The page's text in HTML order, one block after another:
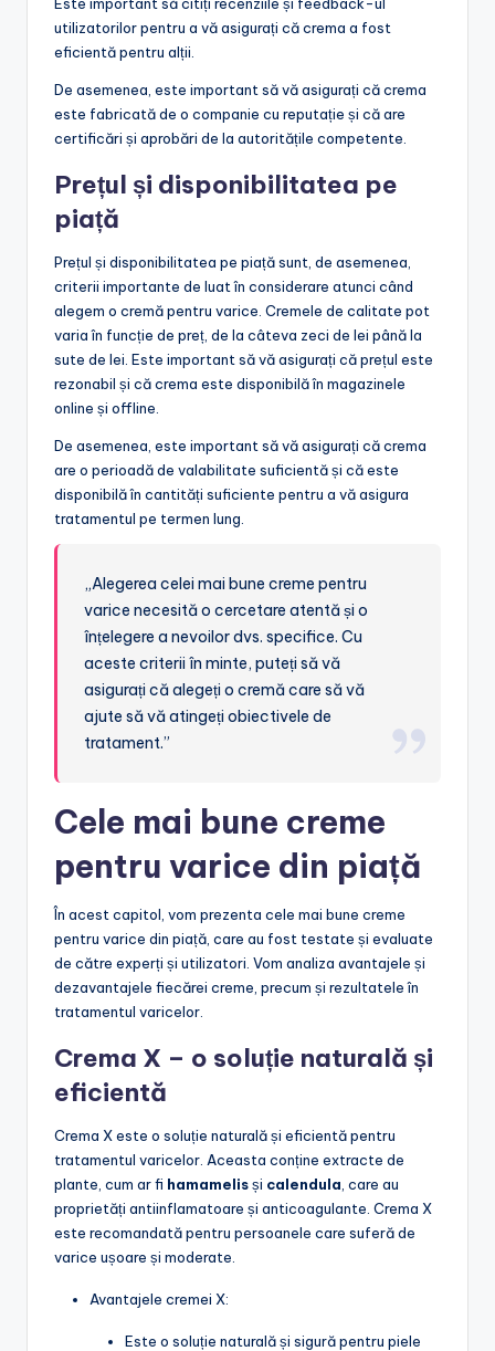
utilizatorilor pentru a vă asigurați că crema a fost
eficientă pentru alții.
De asemenea, este important să vă asigurați că crema
este fabricată de o companie cu reputație și că are
certificări și aprobări de la autoritățile competente.
Prețul și disponibilitatea pe
piață
Prețul și disponibilitatea pe piață sunt, de asemenea,
criterii importante de luat în considerare atunci când
alegem o cremă pentru varice. Cremele de calitate pot
varia în funcție de preț, de la câteva zeci de lei până la
sute de lei. Este important să vă asigurați că prețul este
rezonabil și că crema este disponibilă în magazinele
online și offline.
De asemenea, este important să vă asigurați că crema
are o perioadă de valabilitate suficientă și că este
disponibilă în cantități suficiente pentru a vă asigura
tratamentul pe termen lung.
„Alegerea celei mai bune creme pentru
varice necesită o cercetare atentă și o
înțelegere a nevoilor dvs. specifice. Cu
aceste criterii în minte, puteți să vă
asigurați că alegeți o cremă care să vă
ajute să vă atingeți obiectivele de
tratament.”
Cele mai bune creme
pentru varice din piață
În acest capitol, vom prezenta cele mai bune creme
pentru varice din piață, care au fost testate și evaluate
de către experți și utilizatori. Vom analiza avantajele și
dezavantajele fiecărei creme, precum și rezultatele în
tratamentul varicelor.
Crema X – o soluție naturală și
eficientă
Crema X este o soluție naturală și eficientă pentru
tratamentul varicelor. Aceasta conține extracte de
plante, cum ar fi hamamelisși calendula , care au
proprietăți antiinflamatoare și anticoagulante. Crema X
este recomandată pentru persoanele care suferă de
varice ușoare și moderate.
Avantajele cremei X:
Este o soluție naturală și sigură pentru piele